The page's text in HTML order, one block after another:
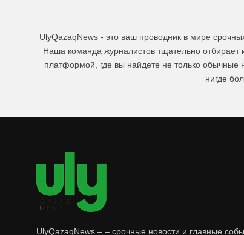
UlyQazaqNews - это ваш проводник в мире
Наша команда журналистов тщательно
платформой, где вы найдете не только
нигде
UlyQazaqNews – – срочные новости и главные